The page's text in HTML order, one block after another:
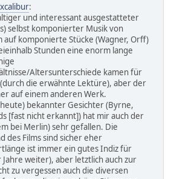
:
und interessant ausgestatteter
selbst komponierter Musik von
auf komponierte Stücke (Wagner, Orff)
Stunden eine enorm lange
Altersunterschiede kamen für
die erwähnte Lektüre), aber der
auf einem anderen Werk.
bekannter Gesichter (Byrne,
[fast nicht erkannt]) hat mir auch der
bei Merlin) sehr gefallen. Die
des Films sind sicher eher
ist immer ein gutes Indiz für
weiter), aber letztlich auch zur
zu vergessen auch die diversen